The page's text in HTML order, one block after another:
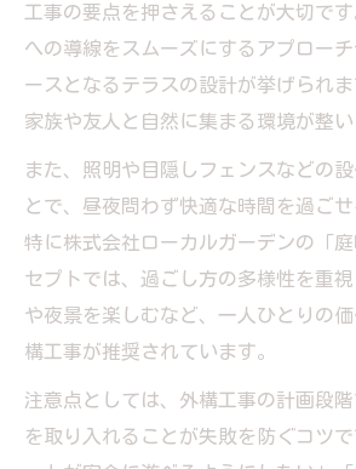
工事の要点を押さえることが大切で
への導線をスムーズにするアプロー
ースとなるテラスの設計が挙げられま
家族や友人と自然に集まる環境が整い
また、照明や目隠しフェンスなどの
とで、昼夜問わず快適な時間を過ごせ
特に株式会社ローカルガーデンの「
セプトでは、過ごし方の多様性を重
や夜景を楽しむなど、一人ひとりの
構工事が推奨されています。
注意点としては、外構工事の計画段
を取り入れることが失敗を防ぐコツ